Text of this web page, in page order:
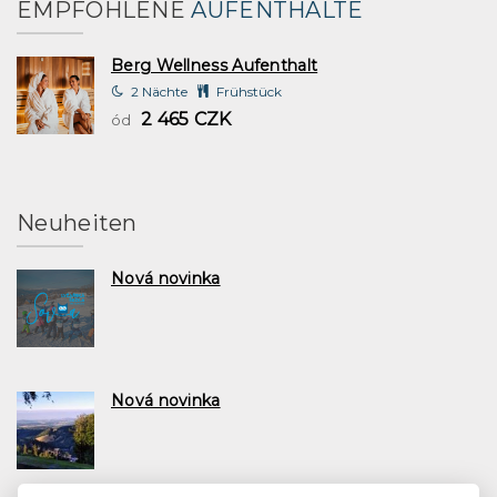
EMPFOHLENEAUFENTHALTE
Berg Wellness Aufenthalt
2 Nächte Frühstück
ód 2 465 CZK
Neuheiten
Nová novinka
Nová novinka